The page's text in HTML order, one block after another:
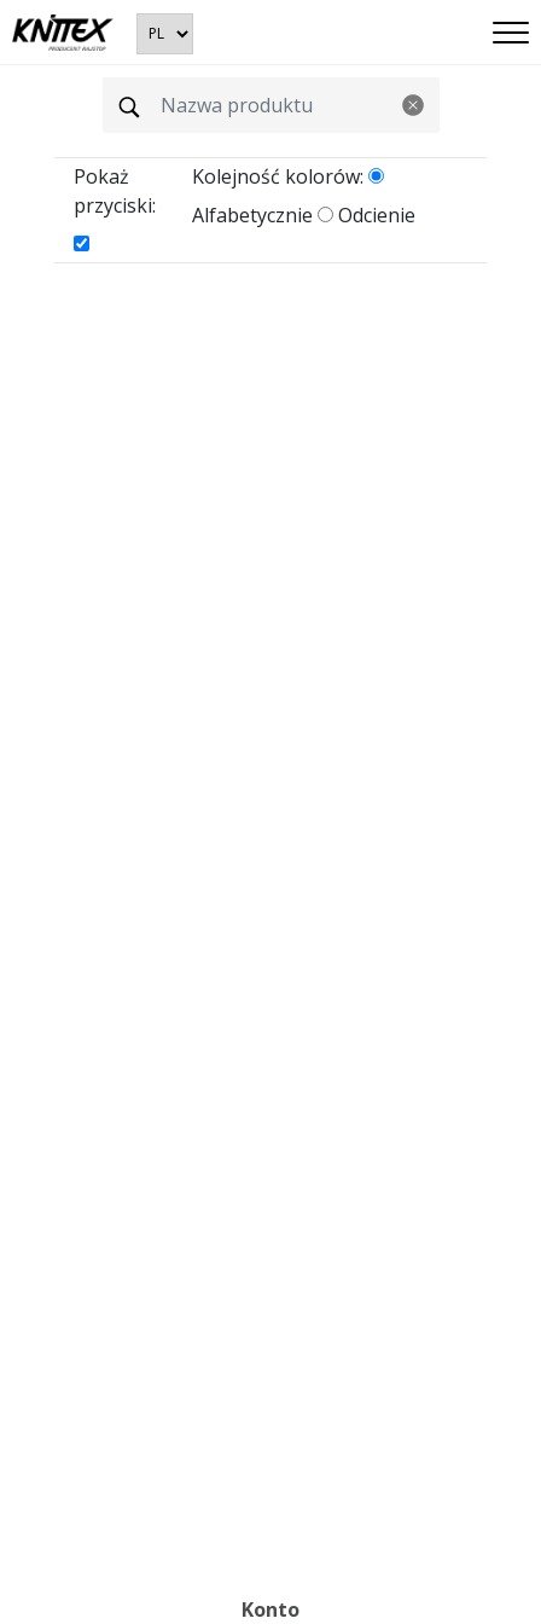
Pokaż
przyciski:
Kolejność kolorów:
Alfabetycznie
Odcienie
Konto